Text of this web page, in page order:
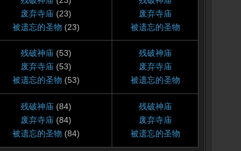
废弃寺庙 (23)
被遗忘的圣物 (23)
废弃寺庙
被遗忘的圣物
残破神庙 (53)
废弃寺庙 (53)
被遗忘的圣物 (53)
残破神庙
废弃寺庙
被遗忘的圣物
残破神庙 (84)
废弃寺庙 (84)
被遗忘的圣物 (84)
残破神庙
废弃寺庙
被遗忘的圣物